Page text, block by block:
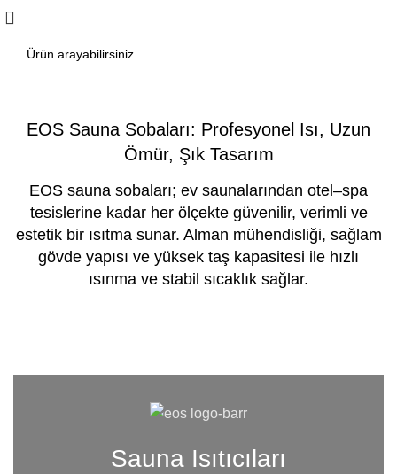
EOS Sauna Sobaları: Profesyonel Isı, Uzun
Ömür, Şık Tasarım
EOS sauna sobaları; ev saunalarından otel–spa
tesislerine kadar her ölçekte güvenilir, verimli ve
estetik bir ısıtma sunar. Alman mühendisliği, sağlam
gövde yapısı ve yüksek taş kapasitesi ile hızlı
ısınma ve stabil sıcaklık sağlar.
Sauna Isıtıcıları